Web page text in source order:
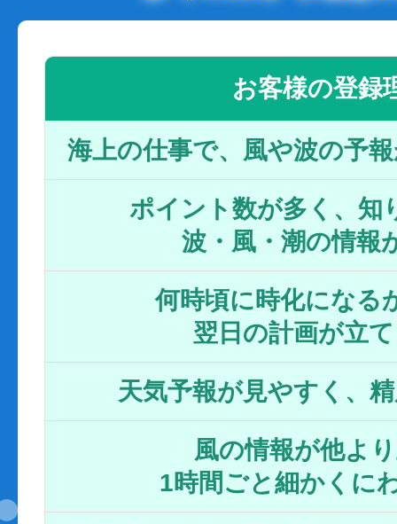
お客様の登録
海上の仕事で、風や波の予
ポイント数が多く、知
波・風・潮の情報
何時頃に時化になる
翌日の計画が立
天気予報が見やすく、
風の情報が他よ
1時間ごと細かくに